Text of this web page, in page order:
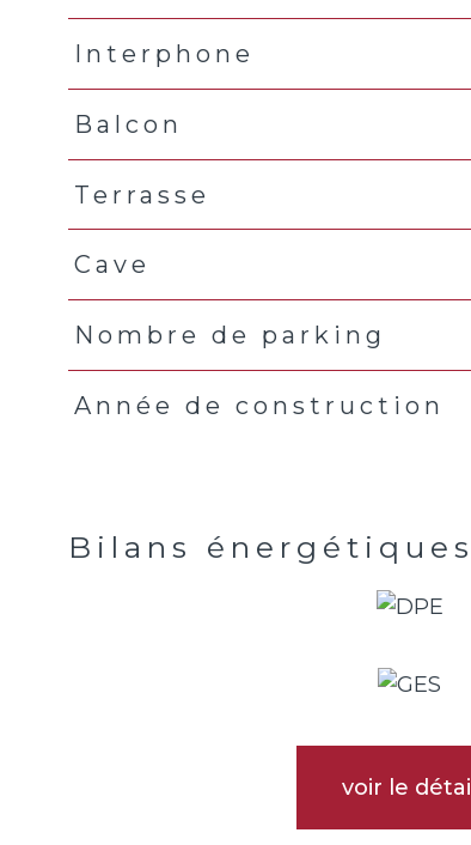
Interphone
Balcon
Terrasse
Cave
Nombre de parking
Année de construction
Bilans énergétiques
voir le détail